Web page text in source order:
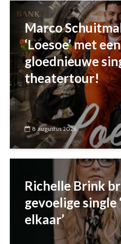
Marco
‘Loesoe’ met een
gloednieuwe
theatertour!
8 augustus 2026
Richelle Brink
gevoelige single
elkaar’